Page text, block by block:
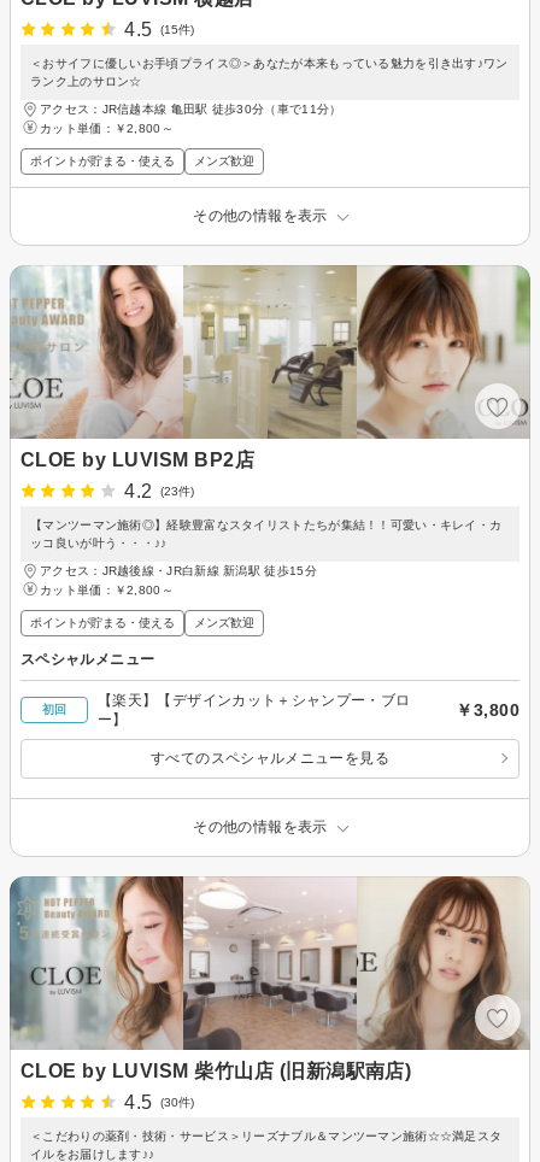
4.5
(15件)
＜おサイフに優しいお手頃プライス◎＞あなたが本来もっている魅力を引き出す♪ワン
ランク上のサロン☆
アクセス：JR信越本線 亀田駅 徒歩30分（車で11分）
カット単価： ￥2,800～
ポイントが貯まる・使える メンズ歓迎
その他の情報を表示
CLOE by LUVISM BP2店
4.2
(23件)
【マンツーマン施術◎】経験豊富なスタイリストたちが集結！！可愛い・キレイ・カ
ッコ良いが叶う・・・♪♪
アクセス：JR越後線・JR白新線 新潟駅 徒歩15分
カット単価： ￥2,800～
ポイントが貯まる・使える メンズ歓迎
スペシャルメニュー
初回
【楽天】【デザインカット＋シャンプー・ブロ
ー】
￥3,800
すべてのスペシャルメニューを見る
その他の情報を表示
CLOE by LUVISM 柴竹山店 (旧新潟駅南店)
4.5
(30件)
＜こだわりの薬剤・技術・サービス＞リーズナブル＆マンツーマン施術☆☆満足スタ
イルをお届けします♪♪